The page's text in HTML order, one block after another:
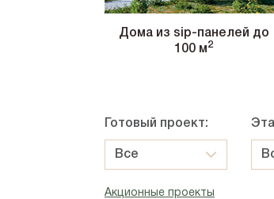
Дома из sip-панелей до
100 м2
Готовый проект:
Все
Акционные проекты